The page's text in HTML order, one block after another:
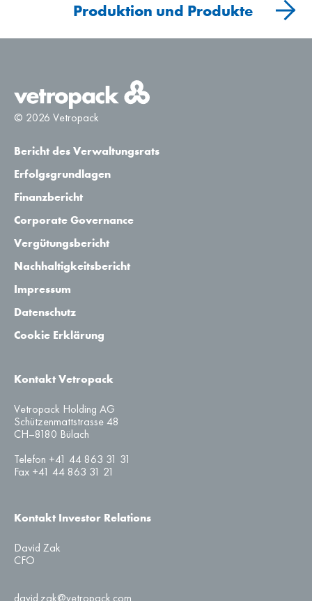
Produktion und Produkte
© 2026 Vetropack
Bericht des Verwaltungsrats
Erfolgsgrundlagen
Finanzbericht
Corporate Governance
Vergütungsbericht
Nachhaltigkeitsbericht
Impressum
Datenschutz
Cookie Erklärung
Kontakt Vetropack
Vetropack Holding AG
Schützenmattstrasse 48
CH–8180 Bülach
Telefon +41 44 863 31 31
Fax +41 44 863 31 21
Kontakt Investor Relations
David Zak
CFO
david.zak@vetropack.com